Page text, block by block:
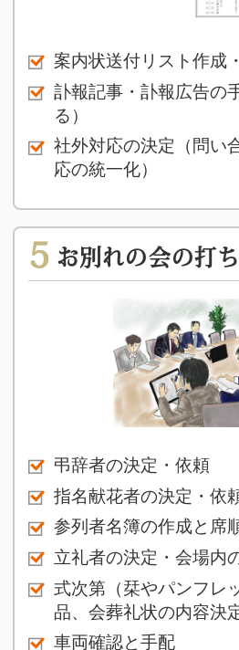
案内状送付リスト作成
訃報記事・訃報広告の
る）
社外対応の決定（問い
応の統一化）
5 お別れの会の打
弔辞者の決定・依頼
指名献花者の決定・依
参列者名簿の作成と席
立礼者の決定・会場内
式次第（栞やパンフレ
品、会葬礼状の内容決
車両確認と手配